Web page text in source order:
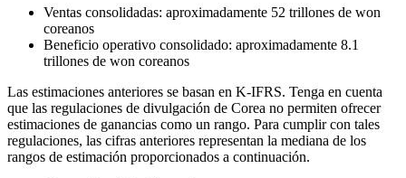
Ventas consolidadas: aproximadamente 52 trillones de won
coreanos
Beneficio operativo consolidado: aproximadamente 8.1
trillones de won coreanos
Las estimaciones anteriores se basan en K-IFRS. Tenga en cuenta
que las regulaciones de divulgación de Corea no permiten ofrecer
estimaciones de ganancias como un rango. Para cumplir con tales
regulaciones, las cifras anteriores representan la mediana de los
rangos de estimación proporcionados a continuación.